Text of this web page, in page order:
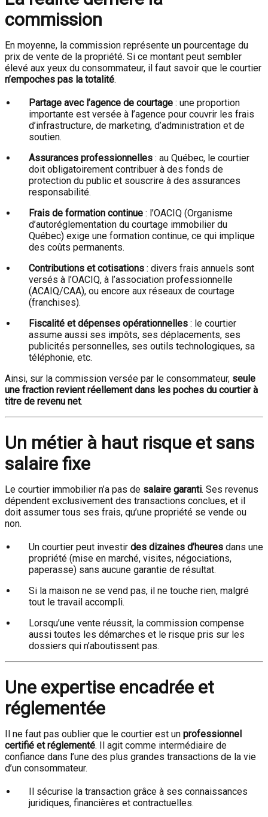
commission
En moyenne, la commission représente un pourcentage du
prix de vente de la propriété. Si ce montant peut sembler
élevé aux yeux du consommateur, il faut savoir que le courtier
n’empoches pas la totalité.
Partage avec l’agence de courtage : une proportion
importante est versée à l’agence pour couvrir les frais
d’infrastructure, de marketing, d’administration et de
soutien.
Assurances professionnelles : au Québec, le courtier
doit obligatoirement contribuer à des fonds de
protection du public et souscrire à des assurances
responsabilité.
Frais de formation continue : l’OACIQ (Organisme
d’autoréglementation du courtage immobilier du
Québec) exige une formation continue, ce qui implique
des coûts permanents.
Contributions et cotisations : divers frais annuels sont
versés à l’OACIQ, à l’association professionnelle
(ACAIQ/CAA), ou encore aux réseaux de courtage
(franchises).
Fiscalité et dépenses opérationnelles : le courtier
assume aussi ses impôts, ses déplacements, ses
publicités personnelles, ses outils technologiques, sa
téléphonie, etc.
Ainsi, sur la commission versée par le consommateur, seule
une fraction revient réellement dans les poches du courtier à
titre de revenu net.
Un métier à haut risque et sans
salaire fixe
Le courtier immobilier n’a pas de salaire garanti. Ses revenus
dépendent exclusivement des transactions conclues, et il
doit assumer tous ses frais, qu’une propriété se vende ou
non.
Un courtier peut investir des dizaines d’heures dans une
propriété (mise en marché, visites, négociations,
paperasse) sans aucune garantie de résultat.
Si la maison ne se vend pas, il ne touche rien, malgré
tout le travail accompli.
Lorsqu’une vente réussit, la commission compense
aussi toutes les démarches et le risque pris sur les
dossiers qui n’aboutissent pas.
Une expertise encadrée et
réglementée
Il ne faut pas oublier que le courtier est un professionnel
certifié et réglementé. Il agit comme intermédiaire de
confiance dans l’une des plus grandes transactions de la vie
d’un consommateur.
Il sécurise la transaction grâce à ses connaissances
juridiques, financières et contractuelles.